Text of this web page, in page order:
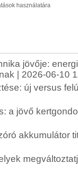
használatára
jövője:
| 2026-06-10
új versus
a jövő
akkumulátor